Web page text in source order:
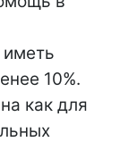
10%.
как для